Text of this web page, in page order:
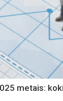
metais: